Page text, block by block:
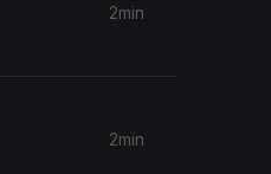
2min
2min